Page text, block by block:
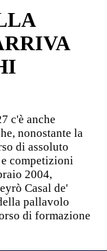
c'è anche
nonostante la
di assoluto
competizioni
2004,
Casal de'
pallavolo
di formazione